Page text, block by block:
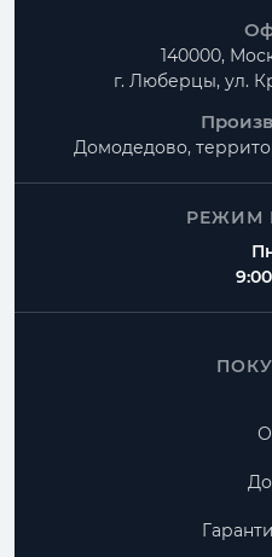
140000,
г. Люберцы, ул.
Домодедово,
РЕЖИМ